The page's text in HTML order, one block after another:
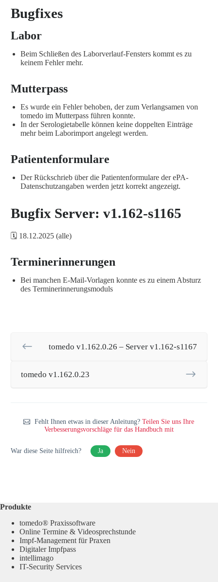
Bugfixes
Labor
Beim Schließen des Laborverlauf-Fensters kommt es zu
keinem Fehler mehr.
Mutterpass
Es wurde ein Fehler behoben, der zum Verlangsamen von
tomedo im Mutterpass führen konnte.
In der Serologietabelle können keine doppelten Einträge
mehr beim Laborimport angelegt werden.
Patientenformulare
Der Rückschrieb über die Patientenformulare der ePA-
Datenschutzangaben werden jetzt korrekt angezeigt.
Bugfix Server: v1.162-s1165
🗓️ 18.12.2025 (alle)
Terminerinnerungen
Bei manchen E-Mail-Vorlagen konnte es zu einem Absturz
des Terminerinnerungsmoduls
tomedo v1.162.0.26 – Server v1.162-s1167
tomedo v1.162.0.23
Fehlt Ihnen etwas in dieser Anleitung?Teilen Sie uns Ihre
Verbesserungsvorschläge für das Handbuch mit
War diese Seite hilfreich? Ja Nein
Produkte
tomedo® Praxissoftware
Online Termine & Videosprechstunde
Impf-Management für Praxen
Digitaler Impfpass
intellimago
IT-Security Services